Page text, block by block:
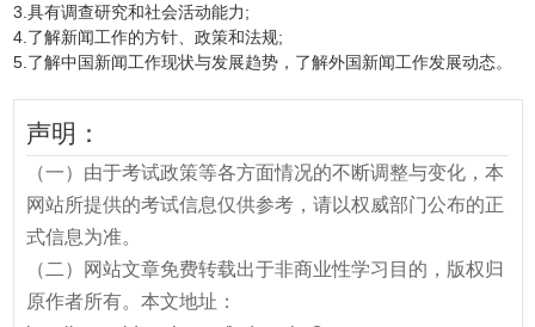
3.具有调查研究和社会活动能力;
4.了解新闻工作的方针、政策和法规;
5.了解中国新闻工作现状与发展趋势，了解外国新闻工作发展动态。
声明：
（一）由于考试政策等各方面情况的不断调整与变化，本
网站所提供的考试信息仅供参考，请以权威部门公布的正
式信息为准。
（二）网站文章免费转载出于非商业性学习目的，版权归
原作者所有。本文地址：